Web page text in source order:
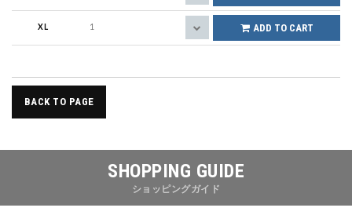
XL ADD TO CART
BACK TO PAGE
SHOPPING GUIDE
ショッピングガイド